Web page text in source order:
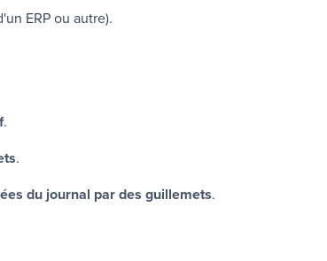
ERP ou autre).
.
.
du journal par des guillemets.